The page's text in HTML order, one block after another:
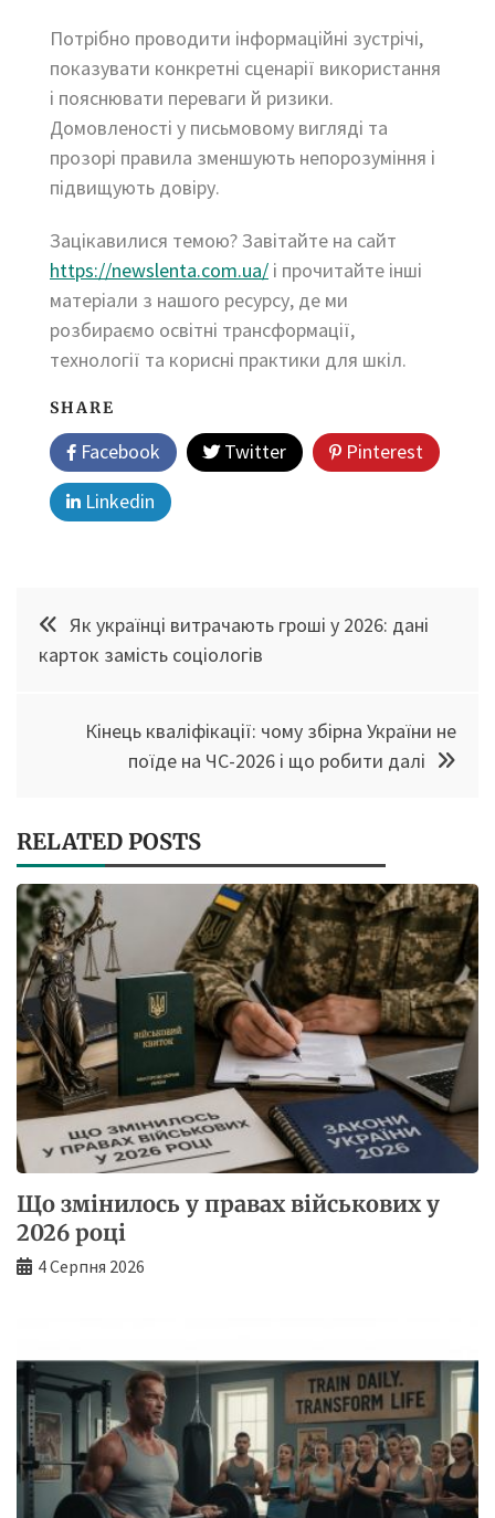
Потрібно проводити інформаційні зустрічі,
показувати конкретні сценарії використання
і пояснювати переваги й ризики.
Домовленості у письмовому вигляді та
прозорі правила зменшують непорозуміння і
підвищують довіру.
Зацікавилися темою? Завітайте на сайт
https://newslenta.com.ua/ і прочитайте інші
матеріали з нашого ресурсу, де ми
розбираємо освітні трансформації,
технології та корисні практики для шкіл.
SHARE
Facebook Twitter
Pinterest
Linkedin
Навігація
записів
Як українці витрачають гроші у 2026: дані
карток замість соціологів
Кінець кваліфікації: чому збірна України не
поїде на ЧС-2026 і що робити далі
RELATED POSTS
Що змінилось у правах військових у
2026 році
4 Серпня 2026